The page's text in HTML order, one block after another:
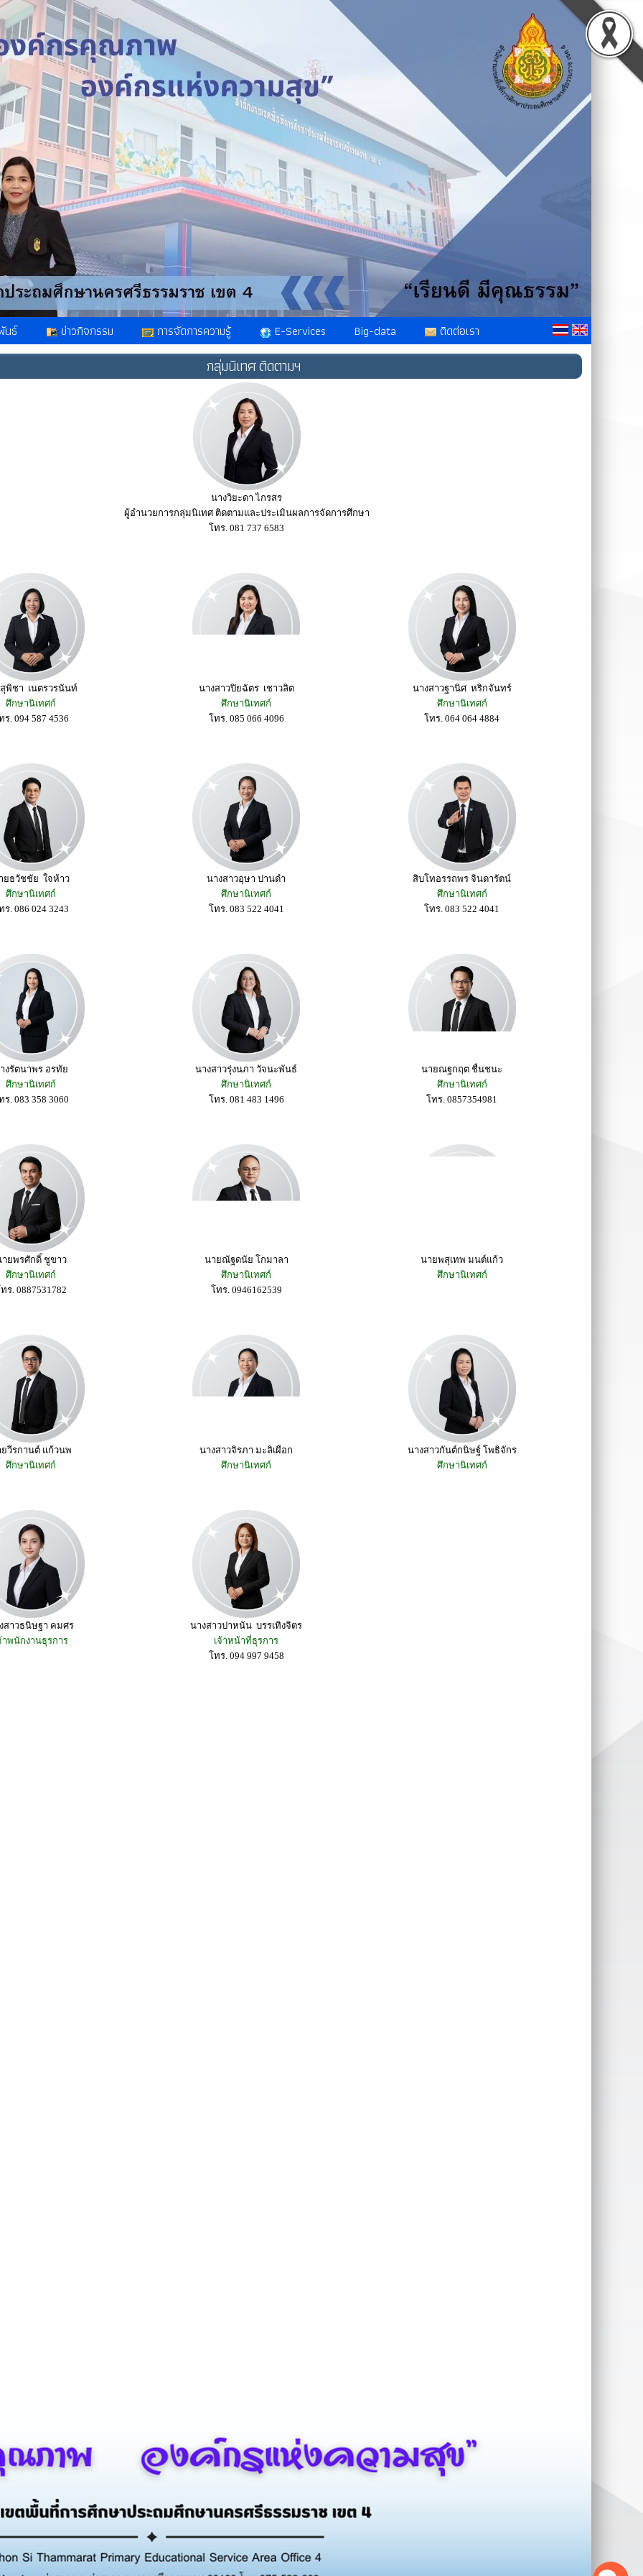
นธ์ ข่าวกิจกรรม การจัดการความรู้ E-Services Big-data ติดต่อเรา
กลุ่มนิเทศ ติดตามฯ
นางวิยะดา ไกรสร
ผู้อำนวยการกลุ่มนิเทศ ติดตามและประเมินผลการจัดการศึกษา
โทร. 081 737 6583
พิชา เนตรวรนันท์
ศึกษานิเทศก์
ร. 094 587 4536
นางสาวปิยฉัตร เชาวลิต
ศึกษานิเทศก์
โทร. 085 066 4096
นางสาวฐานิศ หริกจันทร์
ศึกษานิเทศก์
โทร. 064 064 4884
ยธวัชชัย ใจห้าว
ศึกษานิเทศก์
ร. 086 024 3243
นางสาวอุษา ปานดำ
ศึกษานิเทศก์
โทร. 083 522 4041
สิบโทอรรถพร จินดารัตน์
ศึกษานิเทศก์
โทร. 083 522 4041
งรัตนาพร อรทัย
ศึกษานิเทศก์
ร. 083 358 3060
นางสาวรุ่งนภา วัจนะพันธ์
ศึกษานิเทศก์
โทร. 081 483 1496
นายณฐกฤต ชื่นชนะ
ศึกษานิเทศก์
โทร. 0857354981
ยพรศักดิ์ ชูขาว
ศึกษานิเทศก์
ร. 0887531782
นายณัฐดนัย โกมาลา
ศึกษานิเทศก์
โทร. 0946162539
นายพสุเทพ มนต์แก้ว
ศึกษานิเทศก์
วีรกานต์ แก้วนพ
ศึกษานิเทศก์
นางสาวจิรภา มะลิเผือก
ศึกษานิเทศก์
นางสาวกันต์กนิษฐ์ โพธิจักร
ศึกษานิเทศก์
สาวธนิษฐา คมศร
าพนักงานธุรการ
นางสาวปาหนัน บรรเทิงจิตร
เจ้าหน้าที่ธุรการ
โทร. 094 997 9458